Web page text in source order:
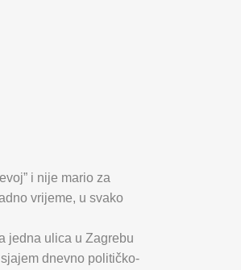
i nije mario za
vrijeme, u svako
jedna ulica u Zagrebu
dnevno političko-